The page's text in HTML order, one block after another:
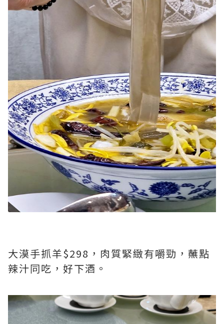
大漠手抓羊$298，肉質緊緻有嚼勁，蘸點
辣汁同吃，好下酒。